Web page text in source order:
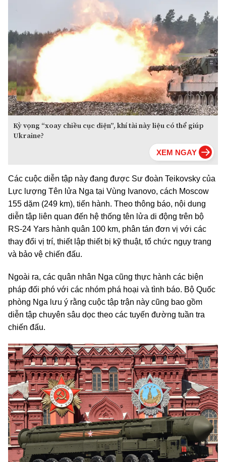
Kỳ vọng “xoay chiều cục diện”, khí tài này liệu có thể giúp
Ukraine?
Các cuộc diễn tập này đang được Sư đoàn Teikovsky của
Lực lượng Tên lửa Nga tại Vùng Ivanovo, cách Moscow
155 dặm (249 km), tiến hành. Theo thông báo, nội dung
diễn tập liên quan đến hệ thống tên lửa di động trên bộ
RS-24 Yars hành quân 100 km, phân tán đơn vị với các
thay đổi vị trí, thiết lập thiết bị kỹ thuật, tổ chức ngụy trang
và bảo vệ chiến đấu.
Ngoài ra, các quân nhân Nga cũng thực hành các biện
pháp đối phó với các nhóm phá hoại và tình báo. Bộ Quốc
phòng Nga lưu ý rằng cuộc tập trận này cũng bao gồm
diễn tập chuyên sâu dọc theo các tuyến đường tuần tra
chiến đấu.